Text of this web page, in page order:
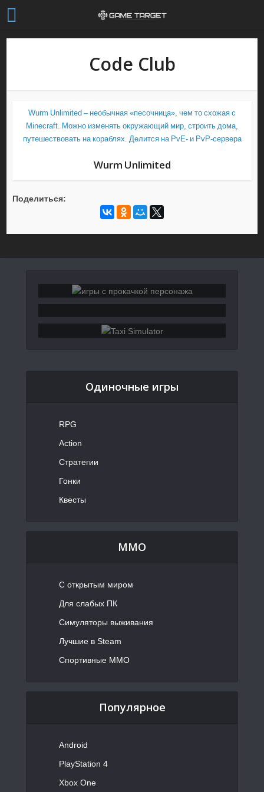
Code Club
Wurm Unlimited – необычная «песочница», чем то схожая с
Minecraft. Можно изменять окружающий мир, строить дома,
путешествовать на кораблях. Делится на PvE- и PvP-сервера
Wurm Unlimited
Поделиться:
Одиночные игры
RPG
Action
Стратегии
Гонки
Квесты
MMO
С открытым миром
Для слабых ПК
Симуляторы выживания
Лучшие в Steam
Спортивные MMO
Популярное
Android
PlayStation 4
Xbox One